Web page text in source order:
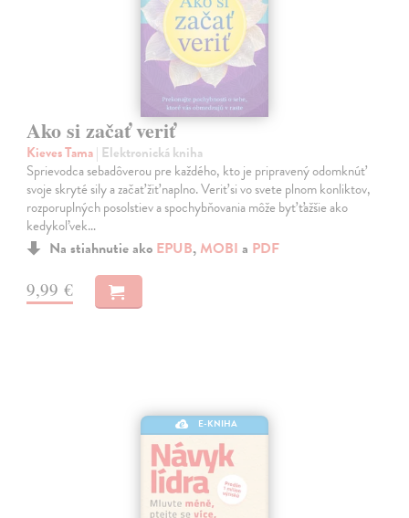
Ako si začať veriť
Kieves Tama| Elektronická kniha
Sprievodca sebadôverou pre každého, kto je pripravený odomknúť
svoje skryté sily a začať žiť naplno. Veriť si vo svete plnom konliktov,
rozporuplných posolstiev a spochybňovania môže byť ťažšie ako
kedykoľvek…
Na stiahnutie ako EPUB, MOBI a PDF
9,99 €
E-KNIHA